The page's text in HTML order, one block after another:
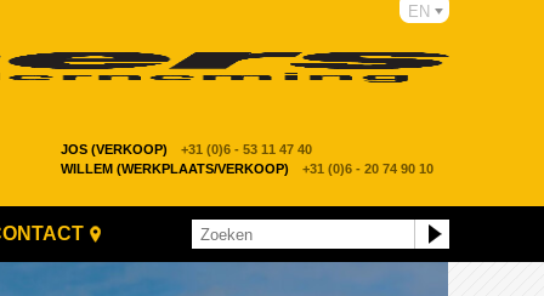
JOS (VERKOOP)
+31 (0)6 - 53 11 47 40
WILLEM (WERKPLAATS/VERKOOP) +31 (0)6 - 20 74 90 10
EN